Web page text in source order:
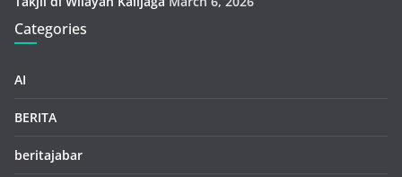
Categories
AI
BERITA
beritajabar